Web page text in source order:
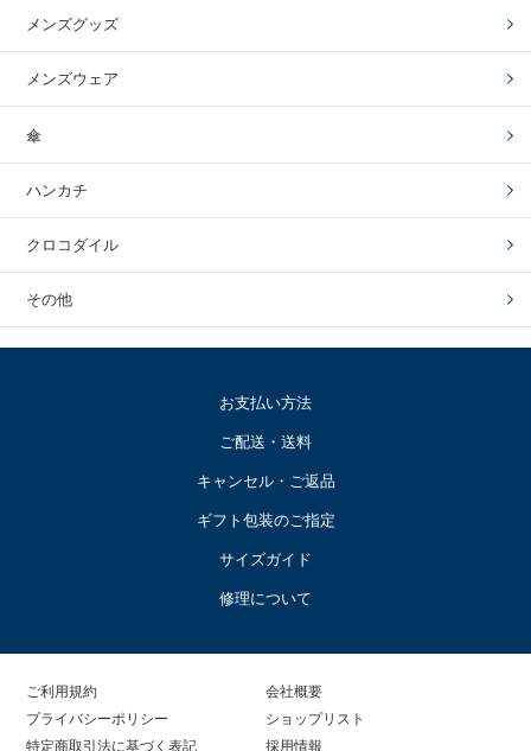
メンズグッズ
メンズウェア
傘
ハンカチ
クロコダイル
その他
お支払い方法
ご配送・送料
キャンセル・ご返品
ギフト包装のご指定
サイズガイド
修理について
ご利用規約
プライバシーポリシー
特定商取引法に基づく表記
会社概要
ショップリスト
採用情報